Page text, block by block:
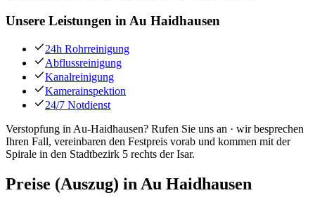
Unsere Leistungen in Au Haidhausen
24h Rohrreinigung
Abflussreinigung
Kanalreinigung
Kamerainspektion
24/7 Notdienst
Verstopfung in Au-Haidhausen? Rufen Sie uns an · wir besprechen
Ihren Fall, vereinbaren den Festpreis vorab und kommen mit der
Spirale in den Stadtbezirk 5 rechts der Isar.
Preise (Auszug) inAu Haidhausen